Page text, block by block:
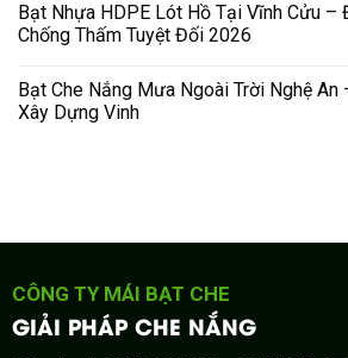
Bạt Nhựa HDPE Lót Hồ Tại Vĩnh Cửu –
Chống Thấm Tuyệt Đối 2026
Bạt Che Nắng Mưa Ngoài Trời Nghệ An
Xây Dựng Vinh
CÔNG TY MÁI BẠT CHE
GIẢI PHÁP CHE NẮNG